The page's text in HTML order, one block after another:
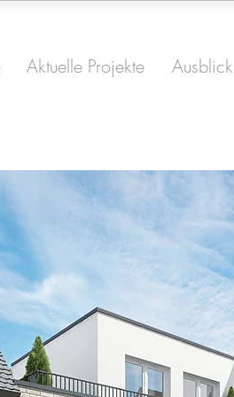
Aktuelle Projekte Ausblick